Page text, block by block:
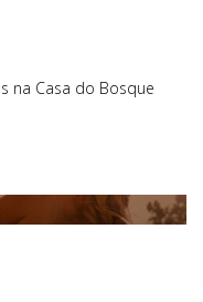
na Casa do Bosque